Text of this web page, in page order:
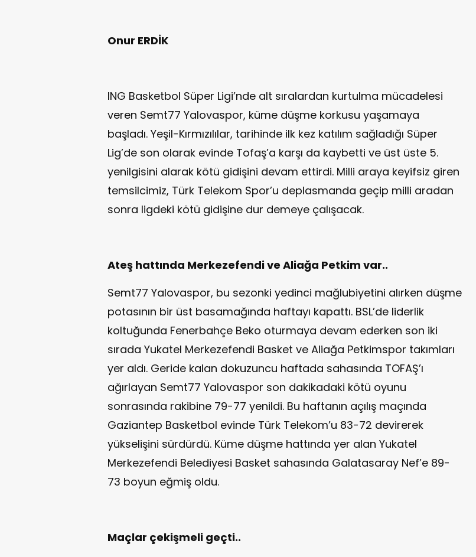
Onur ERDİK
ING Basketbol Süper Ligi’nde alt sıralardan kurtulma mücadelesi
veren Semt77 Yalovaspor, küme düşme korkusu yaşamaya
başladı. Yeşil-Kırmızılılar, tarihinde ilk kez katılım sağladığı Süper
Lig’de son olarak evinde Tofaş’a karşı da kaybetti ve üst üste 5.
yenilgisini alarak kötü gidişini devam ettirdi. Milli araya keyifsiz giren
temsilcimiz, Türk Telekom Spor’u deplasmanda geçip milli aradan
sonra ligdeki kötü gidişine dur demeye çalışacak.
Ateş hattında Merkezefendi ve Aliağa Petkim var..
Semt77 Yalovaspor, bu sezonki yedinci mağlubiyetini alırken düşme
potasının bir üst basamağında haftayı kapattı. BSL’de liderlik
koltuğunda Fenerbahçe Beko oturmaya devam ederken son iki
sırada Yukatel Merkezefendi Basket ve Aliağa Petkimspor takımları
yer aldı. Geride kalan dokuzuncu haftada sahasında TOFAŞ’ı
ağırlayan Semt77 Yalovaspor son dakikadaki kötü oyunu
sonrasında rakibine 79-77 yenildi. Bu haftanın açılış maçında
Gaziantep Basketbol evinde Türk Telekom’u 83-72 devirerek
yükselişini sürdürdü. Küme düşme hattında yer alan Yukatel
Merkezefendi Belediyesi Basket sahasında Galatasaray Nef’e 89-
73 boyun eğmiş oldu.
Maçlar çekişmeli geçti..